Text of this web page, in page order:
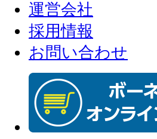
運営会社
採用情報
お問い合わせ